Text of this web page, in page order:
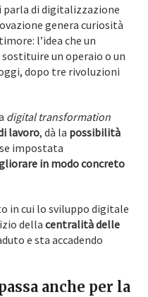
parla di digitalizzazione
genera curiosità
l’idea che un
un operaio o un
dopo tre rivoluzioni
digital transformation
lavoro, dà la possibilità
impostata
in modo concreto
in cui lo sviluppo digitale
della centralità delle
e sta accadendo
anche per la